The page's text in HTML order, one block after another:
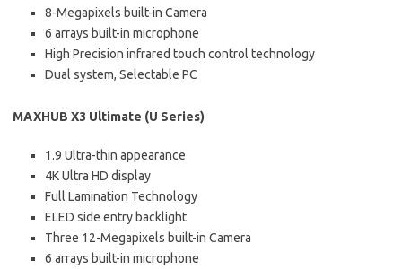
8-Megapixels built-in Camera
6 arrays built-in microphone
High Precision infrared touch control technology
Dual system, Selectable PC
MAXHUB X3 Ultimate (U Series)
1.9 Ultra-thin appearance
4K Ultra HD display
Full Lamination Technology
ELED side entry backlight
Three 12-Megapixels built-in Camera
6 arrays built-in microphone